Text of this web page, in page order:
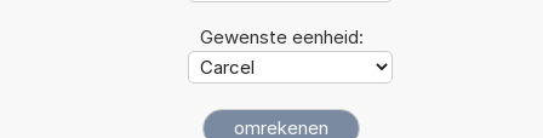
Gewenste eenheid: